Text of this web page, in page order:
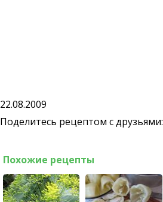
22.08.2009
Поделитесь рецептом с друзьями:
Похожие рецепты